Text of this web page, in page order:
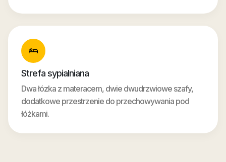
Strefa sypialniana
Dwa łózka z materacem, dwie dwudrzwiowe szafy,
dodatkowe przestrzenie do przechowywania pod
łóżkami.